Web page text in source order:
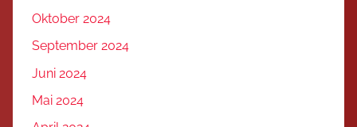
Oktober 2024
September 2024
Juni 2024
Mai 2024